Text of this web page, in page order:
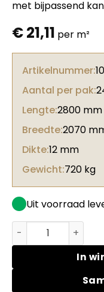
met bijpassend
€21,11 per m²
Artikelnummer:
Aantal per pak:
Lengte:2800 mm
Breedte:2070
Dikte:12 mm
Gewicht:720 kg
Uit voorraad
Unilin MDF 0U128
In